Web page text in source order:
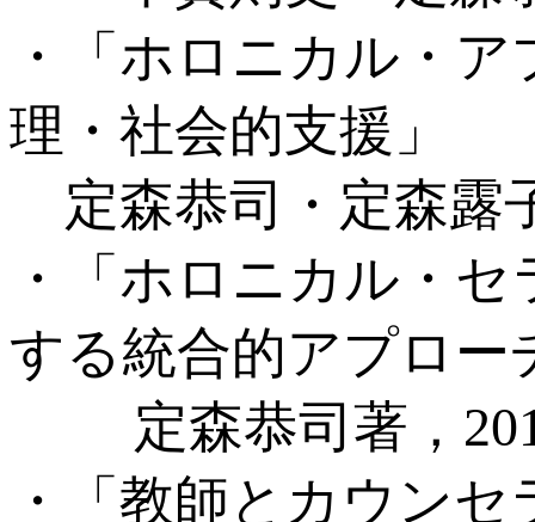
・「ホロニカル・
理・社会的支援」
定森恭司・定森露
・「ホロニカル・
する統合的アプロー
定森恭司著，
・「教師とカウン